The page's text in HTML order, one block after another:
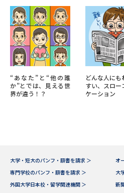
“あなた”と“他の誰
か”とでは、見える世
界が違う！？
どんな人にも
すい、スロー
ケーション
大学・短大のパンフ・願書を請求 ＞
オ
専門学校のパンフ・願書を請求 ＞
大
外国大学日本校・留学関連機関 ＞
新